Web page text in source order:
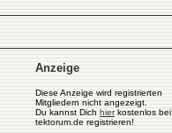
Anzeige
Diese Anzeige wird registrierten
Mitgliedern nicht angezeigt.
Du kannst Dich hierkostenlos bei
tektorum.de registrieren!